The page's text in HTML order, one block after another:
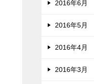
2016年6月
2016年5月
2016年4月
2016年3月